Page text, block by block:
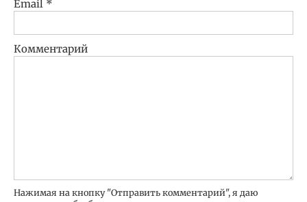
Email *
Комментарий
Нажимая на кнопку "Отправить комментарий", я даю